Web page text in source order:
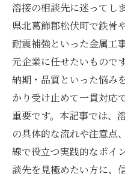
溶接の相談先に迷ってし
県北葛飾郡松伏町で鉄骨
耐震補強といった金属工
元企業に任せたいもので
納期・品質といった悩み
かり受け止めて一貫対応
重要です。本記事では、
の具体的な流れや注意点
線で役立つ実践的なポイ
談先を見極めたい方に、